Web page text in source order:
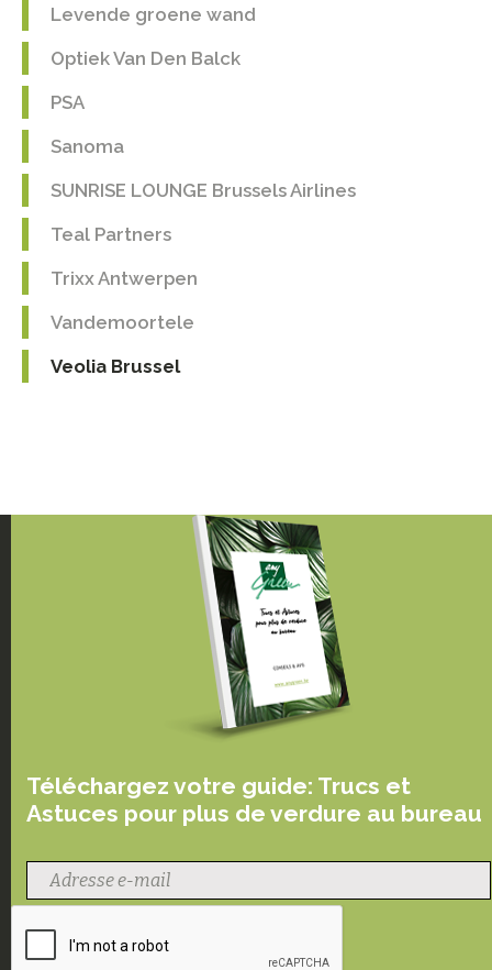
Levende groene wand
Optiek Van Den Balck
PSA
Sanoma
SUNRISE LOUNGE Brussels Airlines
Teal Partners
Trixx Antwerpen
Vandemoortele
Veolia Brussel
Téléchargez votre guide: Trucs et
Astuces pour plus de verdure au bureau